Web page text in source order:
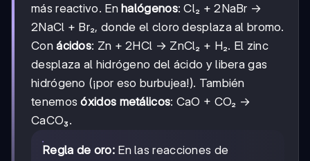
más reactivo. En halógenos: Cl₂ + 2NaBr →
2NaCl + Br₂, donde el cloro desplaza al bromo.
Conácidos: Zn + 2HCl → ZnCl₂ + H₂. El zinc
desplaza al hidrógeno del ácido y libera gas
hidrógeno (¡por eso burbujea!). También
tenemosóxidos metálicos: CaO + CO₂ →
CaCO₃.
Regla de oro:En las reacciones de